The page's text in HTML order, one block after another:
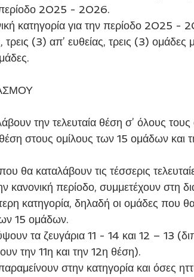
περίοδο 2025 - 2026.
κατηγορία για την περίοδο 2025 -
τρεις (3) απ’ ευθείας, τρεις (3)
την τελευταία θέση σ’ όλους τους
στους ομίλους των 15 ομάδων και
θα καταλάβουν τις τέσσερις
κανονική περίοδο, συμμετέχουν στη
κατηγορία, δηλαδή οι ομάδες που θα
15 ομάδων.
τα ζευγάρια 11 - 14 και 12 – 13
την 11η και την 12η θέση).
στην κατηγορία και όσες